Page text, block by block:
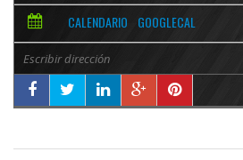
CALENDARIO GOOGLECAL